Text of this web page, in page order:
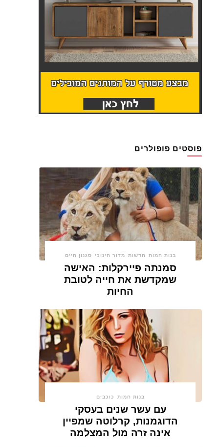
פוסטים פופולרים
בנות חמות חדשות מדור חינוכי סגנון חיים
סמנתה פיירקלות: האישה
שמקדשת את חייה לטובת
החיות
בנות חמות כוכבים
עם עשר שנים בעסקי
הדוגמנות, קרלוטה שמפיין
אינה זרה מול המצלמה